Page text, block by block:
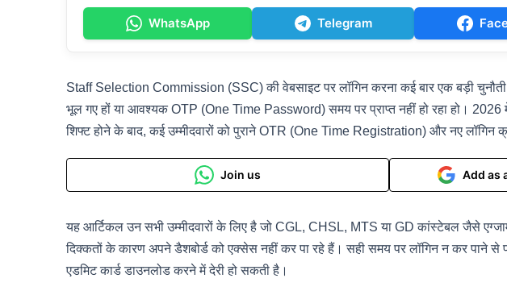
WhatsApp Telegram
Staff Selection Commission (SSC) की वेबसाइट पर लॉगिन करना कई बार एक बड़ी
भूल गए हों या आवश्यक OTP (One Time Password) समय पर प्राप्त नहीं हो रहा हो।
शिफ्ट होने के बाद, कई उम्मीदवारों को पुराने OTR (One Time Registration) और नए लॉगिन
Join us Add as
यह आर्टिकल उन सभी उम्मीदवारों के लिए है जो CGL, CHSL, MTS या GD कांस्टेबल जैसे
दिक्कतों के कारण अपने डैशबोर्ड को एक्सेस नहीं कर पा रहे हैं। सही समय पर लॉगिन न कर पाने से
एडमिट कार्ड डाउनलोड करने में देरी हो सकती है।